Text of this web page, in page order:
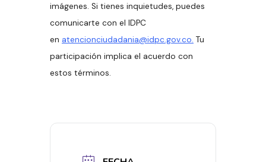
imágenes. Si tienes inquietudes, puedes
comunicarte con el IDPC
en atencionciudadania@idpc.gov.co. Tu
participación implica el acuerdo con
estos términos.